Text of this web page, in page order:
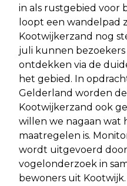
in als rustgebied voor
loopt een wandelpad
Kootwijkerzand nog
juli kunnen
ontdekken via de
het gebied. In
Gelderland worden
Kootwijkerzand ook
willen we nagaan wat
maatregelen is.
wordt uitgevoerd door
vogelonderzoek in
bewoners uit Kootwijk.